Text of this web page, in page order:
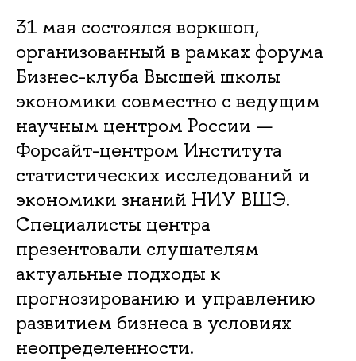
31 мая состоялся воркшоп,
организованный в рамках форума
Бизнес-клуба Высшей школы
экономики совместно с ведущим
научным центром России —
Форсайт-центром Института
статистических исследований и
экономики знаний НИУ ВШЭ.
Специалисты центра
презентовали слушателям
актуальные подходы к
прогнозированию и управлению
развитием бизнеса в условиях
неопределенности.